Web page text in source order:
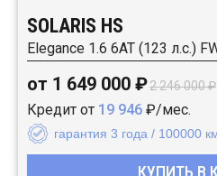
SOLARIS HS
Elegance 1.6 6AT (123 л.с.)
от 1 649 000 ₽2 246 000 ₽
Кредит от 19 946 ₽/мес.
гарантия 3 года / 100000